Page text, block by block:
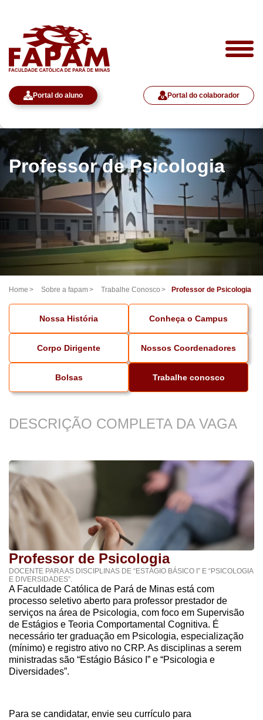
Portal do aluno Portal do colaborador
Professor de Psicologia
Home Sobre a fapam Trabalhe Conosco Professor de Psicologia
Nossa História Conheça o Campus
Corpo Dirigente Nossos Coordenadores
Bolsas Trabalhe conosco
DESCRIÇÃO COMPLETA DA VAGA
Professor de Psicologia
DOCENTE PARA AS DISCIPLINAS DE “ESTÁGIO BÁSICO I” E “PSICOLOGIA
E DIVERSIDADES”.
A Faculdade Católica de Pará de Minas está com
processo seletivo aberto para professor prestador de
serviços na área de Psicologia, com foco em Supervisão
de Estágios e Teoria Comportamental Cognitiva. É
necessário ter graduação em Psicologia, especialização
(mínimo) e registro ativo no CRP. As disciplinas a serem
ministradas são “Estágio Básico I” e “Psicologia e
Diversidades”.
Para se candidatar, envie seu currículo para